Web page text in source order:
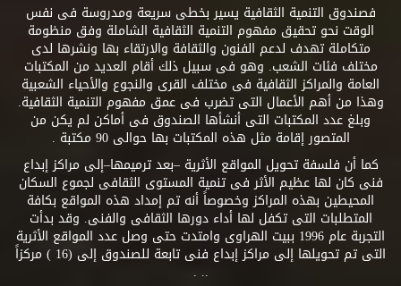
فصندوق التنمية الثقافية يسير بخطى سريعة ومدروسة فى نفس
الوقت نحو تحقيق مفهوم التنمية الثقافية الشاملة وفق منظومة
متكاملة تهدف لدعم الفنون والثقافة والارتقاء بها ونشرها لدى
مختلف فئات الشعب. وهو فى سبيل ذلك أقام العديد من المكتبات
العامة والمراكز الثقافية فى مختلف القرى والنجوع والأحياء الشعبية
وهذا من أهم الأعمال التى تضرب فى عمق مفهوم التنمية الثقافية.
وبلغ عدد المكتبات التى أنشأها الصندوق فى أماكن لم يكن من
المتصور إقامة مثل هذه المكتبات بها حوالى 90 مكتبة .
كما أن فلسفة تحويل المواقع الأثرية –بعد ترميمها–إلى مراكز إبداع
فنى كان لها عظيم الأثر فى تنمية المستوى الثقافى لجموع السكان
المحيطين بهذه المراكز وخصوصاً أنه تم إمداد هذه المواقع بكافة
المتطلبات التى تكفل لها أداء دورها الثقافى والفنى. وقد بدأت
التجربة عام 1996 ببيت الهراوى وامتدت حتى وصل عدد المواقع الأثرية
التى تم تحويلها إلى مراكز إبداع فنى تابعة للصندوق إلى (16 ) مركزاً
.. .